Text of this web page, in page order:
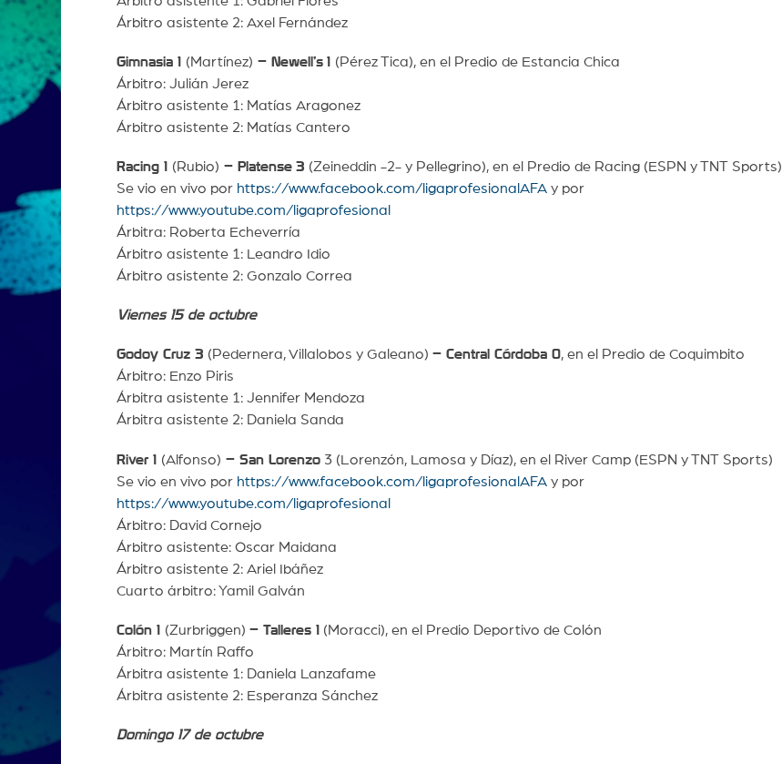
Árbitro asistente 2: Axel Fernández
Gimnasia 1 (Martínez) – Newell’s 1 (Pérez Tica), en el Predio de Estancia Chica
Árbitro: Julián Jerez
Árbitro asistente 1: Matías Aragonez
Árbitro asistente 2: Matías Cantero
Racing 1 (Rubio) – Platense 3 (Zeineddin -2- y Pellegrino), en el Predio de Racing (ESPN y TNT Sports)
Se vio en vivo por https://www.facebook.com/ligaprofesionalAFAy por
https://www.youtube.com/ligaprofesional
Árbitra: Roberta Echeverría
Árbitro asistente 1: Leandro Idio
Árbitro asistente 2: Gonzalo Correa
Viernes 15 de octubre
Godoy Cruz 3 (Pedernera, Villalobos y Galeano) – Central Córdoba 0, en el Predio de Coquimbito
Árbitro: Enzo Piris
Árbitra asistente 1: Jennifer Mendoza
Árbitra asistente 2: Daniela Sanda
River 1 (Alfonso) – San Lorenzo3 (Lorenzón, Lamosa y Díaz), en el River Camp (ESPN y TNT Sports)
Se vio en vivo por https://www.facebook.com/ligaprofesionalAFAy por
https://www.youtube.com/ligaprofesional
Árbitro: David Cornejo
Árbitro asistente: Oscar Maidana
Árbitro asistente 2: Ariel Ibáñez
Cuarto árbitro: Yamil Galván
Colón 1 (Zurbriggen) – Talleres 1 (Moracci), en el Predio Deportivo de Colón
Árbitro: Martín Raffo
Árbitra asistente 1: Daniela Lanzafame
Árbitra asistente 2: Esperanza Sánchez
Domingo 17 de octubre